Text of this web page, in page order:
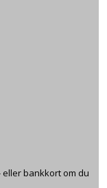
eller bankkort om du